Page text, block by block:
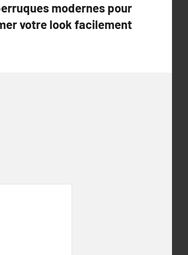
modernes pour
votre look facilement